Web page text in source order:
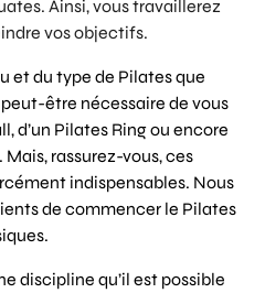
Ainsi, vous travaillerez
vos objectifs.
et du type de Pilates que
être nécessaire de vous
d’un Pilates Ring ou encore
rassurez-vous, ces
indispensables. Nous
de commencer le Pilates
discipline qu’il est possible